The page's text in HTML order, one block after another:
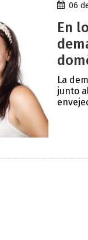
06
En
La
junto